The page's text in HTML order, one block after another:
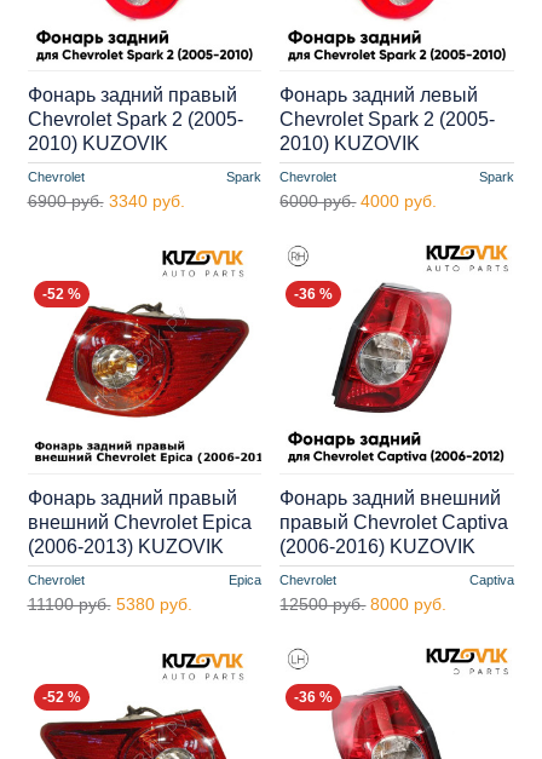
Chevrolet Spark
Фонарь задний правый
Chevrolet Spark 2 (2005-
2010) KUZOVIK
6900 руб. 3340 руб.
Chevrolet Spark
Фонарь задний левый
Chevrolet Spark 2 (2005-
2010) KUZOVIK
6000 руб. 4000 руб.
-52 %
Chevrolet Epica
Фонарь задний правый
внешний Chevrolet Epica
(2006-2013) KUZOVIK
11100 руб. 5380 руб.
-36 %
Chevrolet Captiva
Фонарь задний внешний
правый Chevrolet Captiva
(2006-2016) KUZOVIK
12500 руб. 8000 руб.
-52 % -36 %